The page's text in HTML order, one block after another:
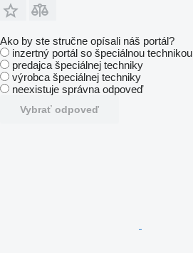
Ako by ste stručne opísali náš portál?
inzertný portál so špeciálnou technikou
predajca špeciálnej techniky
výrobca špeciálnej techniky
neexistuje správna odpoveď
Vybrať odpoveď